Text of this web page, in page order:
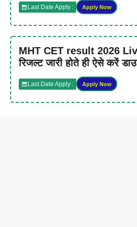
Last Date Apply : Apply Now
MHT CET result 2026
रिजल्ट जारी होते ही ऐसे करें
Last Date Apply : Apply Now